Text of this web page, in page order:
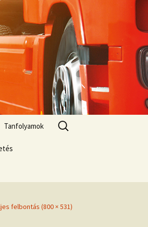
Tanfolyamok
Keresés:
felbontás (800 × 531)